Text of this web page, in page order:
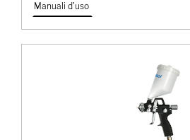
Manuali d'uso